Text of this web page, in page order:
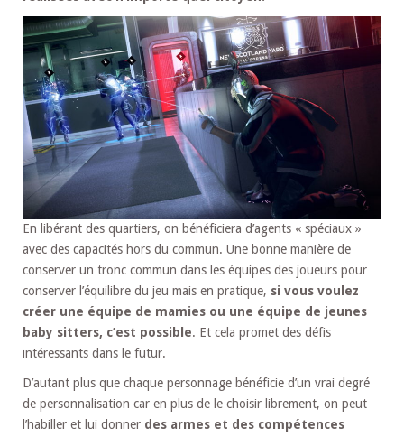
En libérant des quartiers, on bénéficiera d’agents « spéciaux »
avec des capacités hors du commun. Une bonne manière de
conserver un tronc commun dans les équipes des joueurs pour
conserver l’équilibre du jeu mais en pratique, si vous voulez
créer une équipe de mamies ou une équipe de jeunes
baby sitters, c’est possible. Et cela promet des défis
intéressants dans le futur.
D’autant plus que chaque personnage bénéficie d’un vrai degré
de personnalisation car en plus de le choisir librement, on peut
l’habiller et lui donner des armes et des compétences